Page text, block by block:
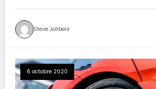
Steve Jolibois
6 octobre 2020